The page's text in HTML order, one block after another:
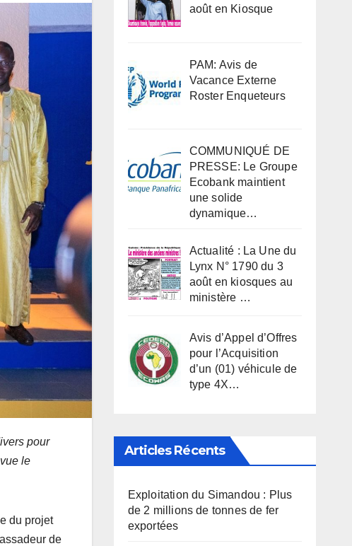
pour
le
du projet
de
août en Kiosque
PAM: Avis de
Vacance Externe
Roster Enqueteurs
COMMUNIQUÉ DE
PRESSE: Le Groupe
Ecobank maintient
une solide
dynamique…
Actualité : La Une du
Lynx N° 1790 du 3
août en kiosques au
ministère …
Avis d’Appel d’Offres
pour l’Acquisition
d’un (01) véhicule de
type 4X…
Articles Récents
Exploitation du Simandou : Plus
de 2 millions de tonnes de fer
exportées